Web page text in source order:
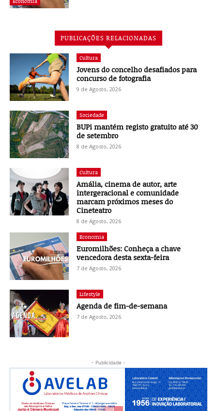
PUBLICAÇÕES RELACIONADAS
Cultura
Jovens do concelho desafiados para
concurso de fotografia
9 de Agosto, 2026
Sociedade
BUPi mantém registo gratuito até 30
de setembro
8 de Agosto, 2026
Cultura
Amália, cinema de autor, arte
intergeracional e comunidade
marcam próximos meses do
Cineteatro
8 de Agosto, 2026
Economia
Euromilhões: Conheça a chave
vencedora desta sexta-feira
7 de Agosto, 2026
Lifestyle
Agenda de fim-de-semana
7 de Agosto, 2026
- Publicidade -